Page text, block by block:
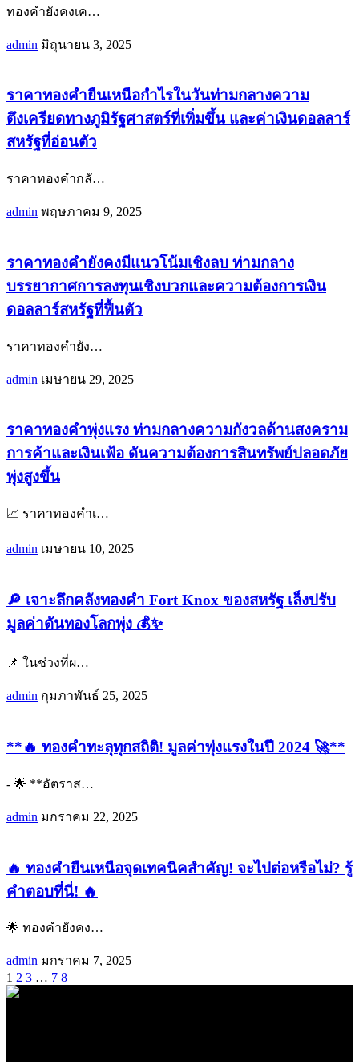
ทองคำยังคงเค…
admin มิถุนายน 3, 2025
ราคาทองคำยืนเหนือกำไรในวันท่ามกลางความ
ตึงเครียดทางภูมิรัฐศาสตร์ที่เพิ่มขึ้น และค่าเงินดอลลาร์
สหรัฐที่อ่อนตัว
ราคาทองคำกลั…
admin พฤษภาคม 9, 2025
ราคาทองคำยังคงมีแนวโน้มเชิงลบ ท่ามกลาง
บรรยากาศการลงทุนเชิงบวกและความต้องการเงิน
ดอลลาร์สหรัฐที่ฟื้นตัว
ราคาทองคำยัง…
admin เมษายน 29, 2025
ราคาทองคำพุ่งแรง ท่ามกลางความกังวลด้านสงคราม
การค้าและเงินเฟ้อ ดันความต้องการสินทรัพย์ปลอดภัย
พุ่งสูงขึ้น
📈 ราคาทองคำเ…
admin เมษายน 10, 2025
🔎 เจาะลึกคลังทองคำ Fort Knox ของสหรัฐ เล็งปรับ
มูลค่าดันทองโลกพุ่ง 💰✨
📌 ในช่วงที่ผ…
admin กุมภาพันธ์ 25, 2025
**🔥 ทองคำทะลุทุกสถิติ! มูลค่าพุ่งแรงในปี 2024 🚀**
- 🌟 **อัตราส…
admin มกราคม 22, 2025
🔥 ทองคำยืนเหนือจุดเทคนิคสำคัญ! จะไปต่อหรือไม่? รู้
คำตอบที่นี่! 🔥
🌟 ทองคำยังคง…
admin มกราคม 7, 2025
1 2 3 … 7 8